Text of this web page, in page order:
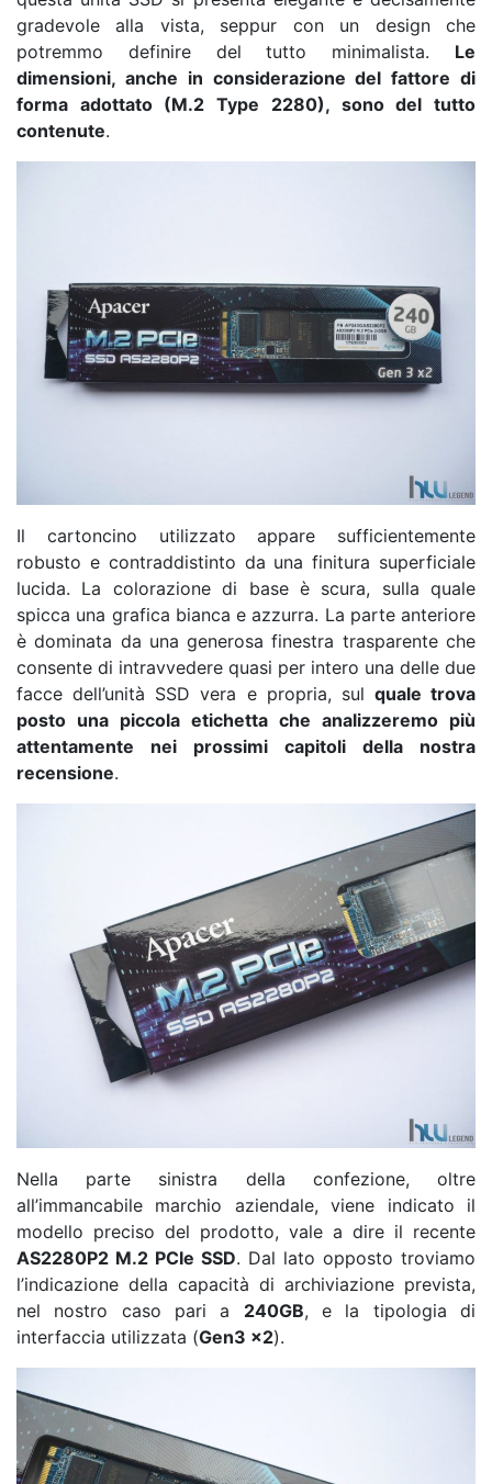
gradevole alla vista, seppur con un design che
potremmo definire del tutto minimalista. Le
dimensioni, anche in considerazione del fattore di
forma adottato (M.2 Type 2280), sono del tutto
contenute.
Il cartoncino utilizzato appare sufficientemente
robusto e contraddistinto da una finitura superficiale
lucida. La colorazione di base è scura, sulla quale
spicca una grafica bianca e azzurra. La parte anteriore
è dominata da una generosa finestra trasparente che
consente di intravvedere quasi per intero una delle due
facce dell’unità SSD vera e propria, sul quale trova
posto una piccola etichetta che analizzeremo più
attentamente nei prossimi capitoli della nostra
recensione.
Nella parte sinistra della confezione, oltre
all’immancabile marchio aziendale, viene indicato il
modello preciso del prodotto, vale a dire il recente
AS2280P2 M.2 PCIe SSD. Dal lato opposto troviamo
l’indicazione della capacità di archiviazione prevista,
nel nostro caso pari a 240GB, e la tipologia di
interfaccia utilizzata (Gen3 x2).